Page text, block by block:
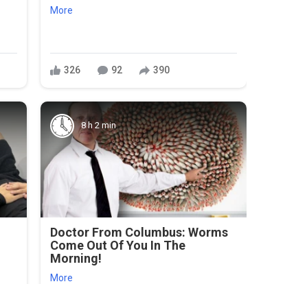
More
326 92 390
8 h 2 min
Doctor From Columbus: Worms
Come Out Of You In The
Morning!
More